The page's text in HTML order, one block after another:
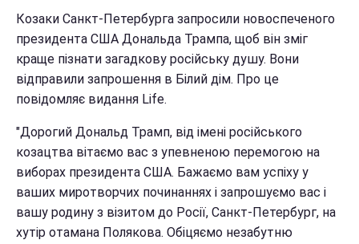
Козаки Санкт-Петербурга запросили новоспеченого
президента США Дональда Трампа, щоб він зміг
краще пізнати загадкову російську душу. Вони
відправили запрошення в Білий дім. Про це
повідомляє видання Life.
"Дорогий Дональд Трамп, від імені російського
козацтва вітаємо вас з упевненою перемогою на
виборах президента США. Бажаємо вам успіху у
ваших миротворчих починаннях і запрошуємо вас і
вашу родину з візитом до Росії, Санкт-Петербург, на
хутір отамана Полякова. Обіцяємо незабутню